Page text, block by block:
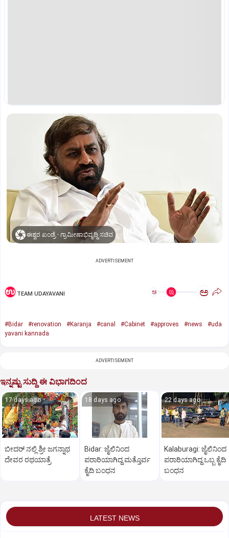
ಈಶ್ವರ ಖಂಡ್ರೆ - ಗ್ರಾಮೀಣಾಭಿವೃದ್ಧಿ ಸಚಿವ
ADVERTISEMENT
TEAM UDAYAVANI ಅ ಅ
#Bidar #renovation #Karanja #canal #Cabinet #approves #news
#uda
yavani kannada
ADVERTISEMENT
ಇನ್ನಷ್ಟು ಸುದ್ದಿ ಈ ವಿಭಾಗದಿಂದ
17 days ago
ಬೀದರ್‌ ನಲ್ಲಿ ಶ್ರೀ ಜಗನ್ನಾಥ
ದೇವರ ರಥಯಾತ್ರೆ
18 days ago
Bidar: ಜೈಲಿನಿಂದ
ಪರಾರಿಯಾಗಿದ್ದ ಮತ್ತೊರ್ವ
ಕೈದಿ ಬಂಧನ
22 days ago
Kalaburagi: ಜೈಲಿನಿಂದ
ಪರಾರಿಯಾಗಿದ್ದ ಒಬ್ಬ ಕೈದಿ
ಬಂಧನ
LATEST NEWS